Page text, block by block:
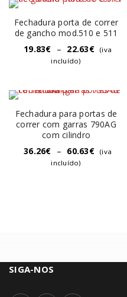
Fechadura porta de correr
de gancho mod.510 e 511
19.83€ – 22.63€
(iva
incluído)
Fechadura para portas de
correr com garras 790AG
com cilindro
36.26€ – 60.63€
(iva
incluído)
SIGA-NOS